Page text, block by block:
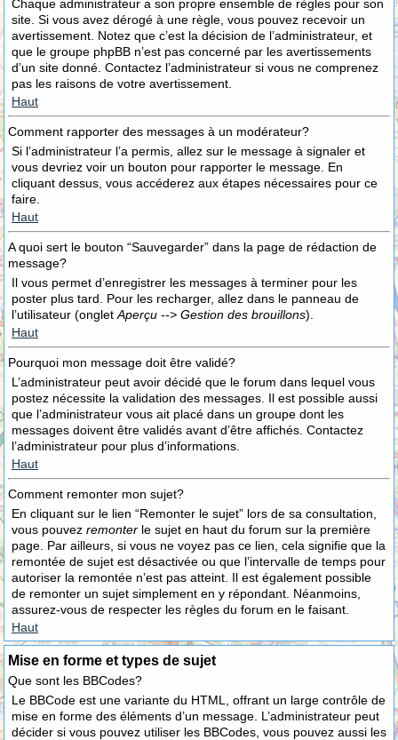
Chaque administrateur a son propre ensemble de règles pour son
site. Si vous avez dérogé à une règle, vous pouvez recevoir un
avertissement. Notez que c’est la décision de l’administrateur, et
que le groupe phpBB n’est pas concerné par les avertissements
d’un site donné. Contactez l’administrateur si vous ne comprenez
pas les raisons de votre avertissement.
Haut
Comment rapporter des messages à un modérateur?
Si l’administrateur l’a permis, allez sur le message à signaler et
vous devriez voir un bouton pour rapporter le message. En
cliquant dessus, vous accéderez aux étapes nécessaires pour ce
faire.
Haut
A quoi sert le bouton “Sauvegarder” dans la page de rédaction de
message?
Il vous permet d’enregistrer les messages à terminer pour les
poster plus tard. Pour les recharger, allez dans le panneau de
l’utilisateur (onglet Aperçu --> Gestion des brouillons).
Haut
Pourquoi mon message doit être validé?
L’administrateur peut avoir décidé que le forum dans lequel vous
postez nécessite la validation des messages. Il est possible aussi
que l’administrateur vous ait placé dans un groupe dont les
messages doivent être validés avant d’être affichés. Contactez
l’administrateur pour plus d’informations.
Haut
Comment remonter mon sujet?
En cliquant sur le lien “Remonter le sujet” lors de sa consultation,
vous pouvez remonter le sujet en haut du forum sur la première
page. Par ailleurs, si vous ne voyez pas ce lien, cela signifie que la
remontée de sujet est désactivée ou que l’intervalle de temps pour
autoriser la remontée n’est pas atteint. Il est également possible
de remonter un sujet simplement en y répondant. Néanmoins,
assurez-vous de respecter les règles du forum en le faisant.
Haut
Mise en forme et types de sujet
Que sont les BBCodes?
Le BBCode est une variante du HTML, offrant un large contrôle de
mise en forme des éléments d’un message. L’administrateur peut
décider si vous pouvez utiliser les BBCodes, vous pouvez aussi les